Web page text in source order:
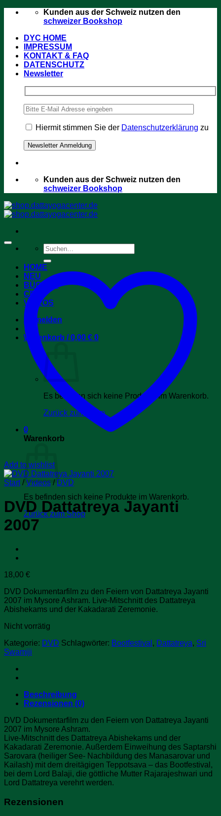
Zum
Kunden aus der Schweiz nutzen den
schweizer Bookshop
DYC HOME
IMPRESSUM
KONTAKT & FAQ
DATENSCHUTZ
Newsletter
Hiermit stimmen Sie der Datenschutzerklärung zu
Kunden aus der Schweiz nutzen den
schweizer Bookshop
Suchen
nach:
HOME
NEU
BÜCHER
CDs
VIDEOS
Anmelden
Warenkorb /0,00 € 0
Es befinden sich keine Produkte im Warenkorb.
Zurück zum Shop
0
Warenkorb
Es befinden sich keine Produkte im Warenkorb.
Zurück zum Shop
Add to wishlist
Start / Videos / DVD
DVD Dattatreya Jayanti
2007
18,00 €
DVD Dokumentarfilm zu den Feiern von Dattatreya Jayanti
2007 im Mysore Ashram. Live-Mitschnitt des Dattatreya
Abishekams und der Kakadarati Zeremonie.
Nicht vorrätig
Kategorie: DVD Schlagwörter: Bootfestival , Dattatreya, Sri
Swamiji
Beschreibung
Rezensionen (0)
DVD Dokumentarfilm zu den Feiern von Dattatreya Jayanti
2007 im Mysore Ashram.
Live-Mitschnitt des Dattatreya Abishekams und der
Kakadarati Zeremonie. Außerdem Einweihung des Saptarshi
Sarovara (heiliger See- Nachbildung des Manasarovar und
Kailash) mit dem dreitägigen Teppotsava – das Bootfestival,
bei dem Lord Balaji, die göttliche Mutter Rajarajeshwari und
Lord Dattatreya verehrt werden.
Rezensionen